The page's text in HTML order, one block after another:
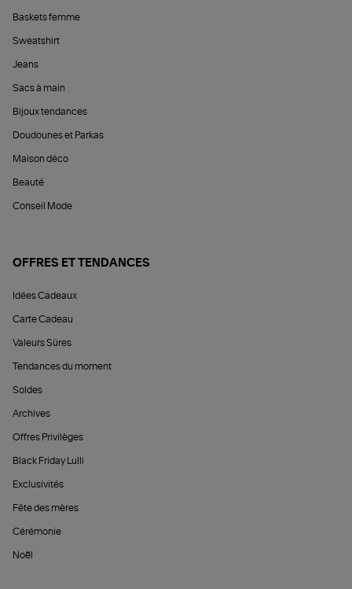
Baskets femme
Sweatshirt
Jeans
Sacs à main
Bijoux tendances
Doudounes et Parkas
Maison déco
Beauté
Conseil Mode
OFFRES ET TENDANCES
Idées Cadeaux
Carte Cadeau
Valeurs Sûres
Tendances du moment
Soldes
Archives
Offres Privilèges
Black Friday Lulli
Exclusivités
Fête des mères
Cérémonie
Noël